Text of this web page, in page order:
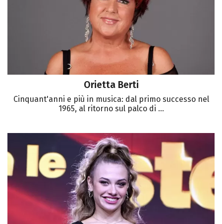
Orietta Berti
Cinquant'anni e più in musica: dal primo successo nel
1965, al ritorno sul palco di ...